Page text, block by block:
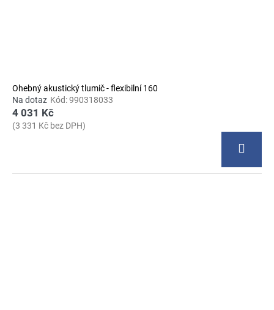
Ohebný akustický tlumič - flexibilní 160
Na dotaz Kód:990318033
4 031 Kč
(3 331 Kč bez DPH)